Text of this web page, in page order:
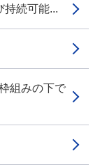
続可能...
組みの下で